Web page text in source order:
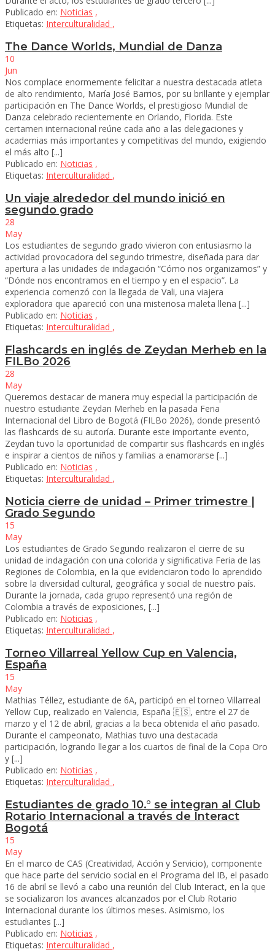
Publicado en: Noticias ,
Etiquetas: Interculturalidad ,
The Dance Worlds, Mundial de Danza
10
Jun
Nos complace enormemente felicitar a nuestra destacada atleta
de alto rendimiento, María José Barrios, por su brillante y ejemplar
participación en The Dance Worlds, el prestigioso Mundial de
Danza celebrado recientemente en Orlando, Florida. Este
certamen internacional reúne cada año a las delegaciones y
academias más importantes y competitivas del mundo, exigiendo
el más alto [...]
Publicado en: Noticias ,
Etiquetas: Interculturalidad ,
Un viaje alrededor del mundo inició en
segundo grado
28
May
Los estudiantes de segundo grado vivieron con entusiasmo la
actividad provocadora del segundo trimestre, diseñada para dar
apertura a las unidades de indagación “Cómo nos organizamos” y
“Dónde nos encontramos en el tiempo y en el espacio”. La
experiencia comenzó con la llegada de Vali, una viajera
exploradora que apareció con una misteriosa maleta llena [...]
Publicado en: Noticias ,
Etiquetas: Interculturalidad ,
Flashcards en inglés de Zeydan Merheb en la
FILBo 2026
28
May
Queremos destacar de manera muy especial la participación de
nuestro estudiante Zeydan Merheb en la pasada Feria
Internacional del Libro de Bogotá (FILBo 2026), donde presentó
las flashcards de su autoría. Durante este importante evento,
Zeydan tuvo la oportunidad de compartir sus flashcards en inglés
e inspirar a cientos de niños y familias a enamorarse [...]
Publicado en: Noticias ,
Etiquetas: Interculturalidad ,
Noticia cierre de unidad – Primer trimestre |
Grado Segundo
15
May
Los estudiantes de Grado Segundo realizaron el cierre de su
unidad de indagación con una colorida y significativa Feria de las
Regiones de Colombia, en la que evidenciaron todo lo aprendido
sobre la diversidad cultural, geográfica y social de nuestro país.
Durante la jornada, cada grupo representó una región de
Colombia a través de exposiciones, [...]
Publicado en: Noticias ,
Etiquetas: Interculturalidad ,
Torneo Villarreal Yellow Cup en Valencia,
España
15
May
Mathias Téllez, estudiante de 6A, participó en el torneo Villarreal
Yellow Cup, realizado en Valencia, España 🇪🇸, entre el 27 de
marzo y el 12 de abril, gracias a la beca obtenida el año pasado.
Durante el campeonato, Mathias tuvo una destacada
participación, logrando llegar a los cuartos de final de la Copa Oro
y [...]
Publicado en: Noticias ,
Etiquetas: Interculturalidad ,
Estudiantes de grado 10.° se integran al Club
Rotario Internacional a través de Interact
Bogotá
15
May
En el marco de CAS (Creatividad, Acción y Servicio), componente
que hace parte del servicio social en el Programa del IB, el pasado
16 de abril se llevó a cabo una reunión del Club Interact, en la que
se socializaron los avances alcanzados por el Club Rotario
Internacional durante los últimos meses. Asimismo, los
estudiantes [...]
Publicado en: Noticias ,
Etiquetas: Interculturalidad ,